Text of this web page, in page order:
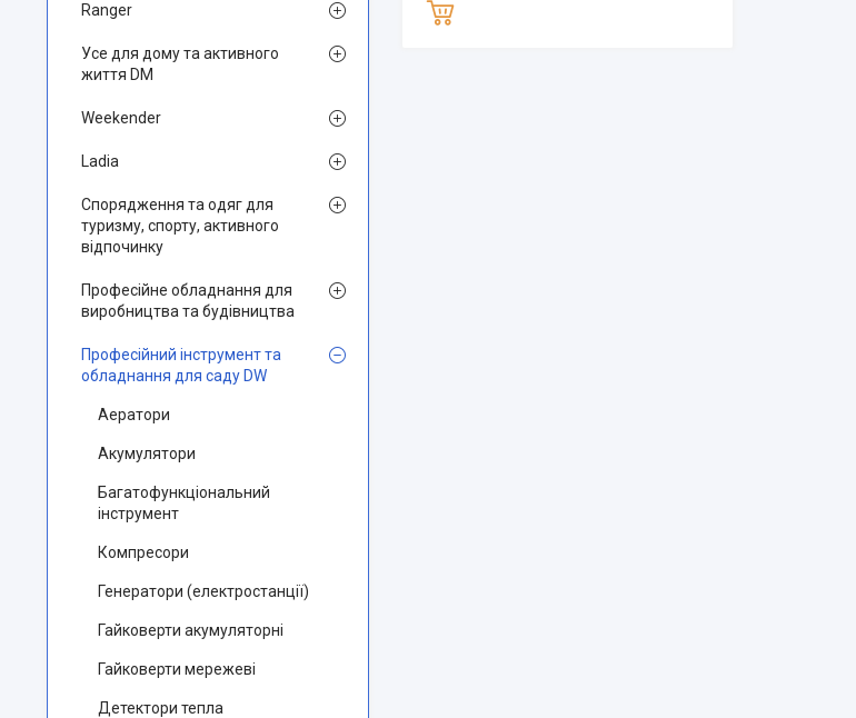
Ranger
Усе для дому та активного
життя DM
Weekender
Ladia
Спорядження та одяг для
туризму, спорту, активного
відпочинку
Професійне обладнання для
виробництва та будівництва
Професійний інструмент та
обладнання для саду DW
Аератори
Акумулятори
Багатофункціональний
інструмент
Компресори
Генератори (електростанції)
Гайковерти акумуляторні
Гайковерти мережеві
Детектори тепла